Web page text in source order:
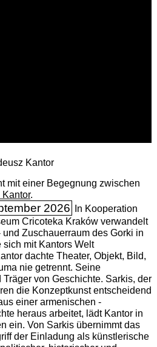
Kantor
mit einer Begegnung zwischen
Kantor.
2026
In Kooperation
Cricoteka Kraków verwandelt
Zuschauerraum des Gorki in
mit Kantors Welt
dachte Theater, Objekt, Bild,
nie getrennt. Seine
von Geschichte. Sarkis, der
die Konzeptkunst entscheidend
einer armenischen
heraus arbeitet, lädt Kantor in
ein. Von Sarkis übernimmt das
der Einladung als künstlerische